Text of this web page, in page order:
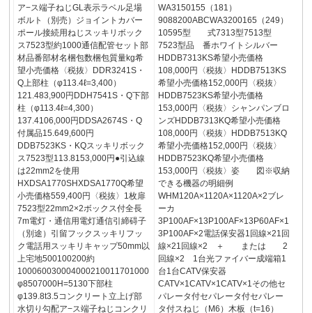
ア−ス端子ねじGL表示ラベル足場
ボルト（別売）ジョイントカバー
ポール接続用ねじスッキリボック
ス7523型約1000通信配管セット部
材品番部材名梱包数梱包質量kg希
望小売価格〈税抜〉DDR3241S・
Q上部柱（φ113.4ℓ=3,400）
121.483,900円DDH7541S・Q下部
柱（φ113.4ℓ=4,300）
137.4106,000円DDSA2674S・Q
付属品15.649,600円
DDB7523KS・KQスッキリボック
ス7523型113.8153,000円●引込線
は22mm2を使用
HXDSA1770SHXDSA1770Q希望
小売価格559,400円〈税抜〉1枚扉
7523型22mm2×2ボックス付全長
7m電灯・通信用電灯通信引締碍子
（別途）引留フックスッキリフッ
ク電話用スッキリキャップ50mm以
上宅地500100200約
100060030004000210011701000
φ8507000H=5130下部柱
φ139.8t3.5コンクリート立上げ部
水切り勾配ア−ス端子ねじコンクリ
WA3150155（181）
9088200ABCWA3200165（249）
10595型 式7313型7513型
7523型品 番ホワイトシルバー
HDDB7313KS希望小売価格
108,000円〈税抜〉HDDB7513KS
希望小売価格152,000円〈税抜〉
HDDB7523KS希望小売価格
153,000円〈税抜〉シャンパンブロ
ンズHDDB7313KQ希望小売価格
108,000円〈税抜〉HDDB7513KQ
希望小売価格152,000円〈税抜〉
HDDB7523KQ希望小売価格
153,000円〈税抜〉姿 図※収納
できる機器の明細例
WHM120A×1120A×1120A×2ブレ
ーカ
3P100AF×13P100AF×13P60AF×1
3P100AF×2電話保安器1回線×21回
線×21回線×2 ＋ または 2
回線×2 1台光ファイバー成端箱1
台1台CATV保安器
CATV×1CATV×1CATV×1その他セ
パレータ付セパレータ付セパレー
タ付スねじ（M6）木板（t=16）